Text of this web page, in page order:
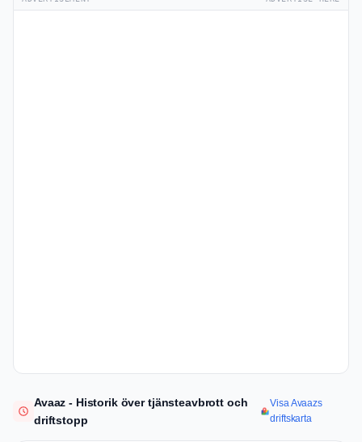
Avaaz - Historik över tjänsteavbrott och
driftstopp
Visa Avaazs
driftskarta